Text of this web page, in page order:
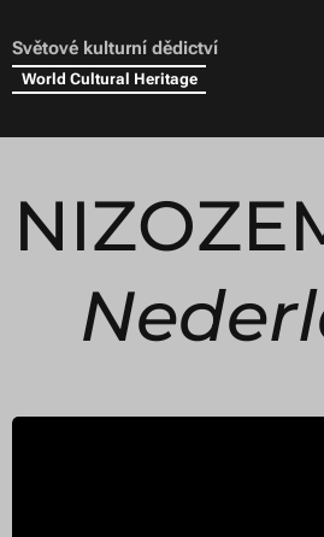
Světové kulturní dědictví
World Cultural Heritage